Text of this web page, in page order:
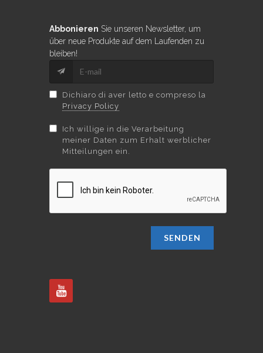
Abbonieren Sie unseren Newsletter, um
über neue Produkte auf dem Laufenden zu
bleiben!
Dichiaro di aver letto e compreso la
Privacy Policy
Ich willige in die Verarbeitung
meiner Daten zum Erhalt werblicher
Mitteilungen ein.
SENDEN